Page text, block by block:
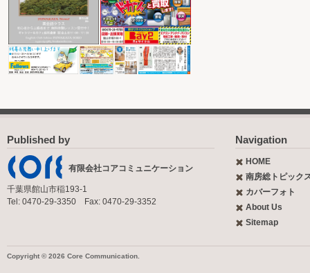
Published by
有限会社コアコミュニケーション
千葉県館山市稲193-1
Tel: 0470-29-3350 Fax: 0470-29-3352
Navigation
HOME
南房総トピック
カバーフォト
About Us
Sitemap
Copyright © 2026 Core Communication.